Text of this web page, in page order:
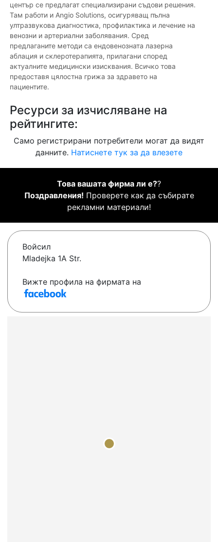
център се предлагат специализирани съдови решения.
Там работи и Angio Solutions, осигуряващ пълна
ултразвукова диагностика, профилактика и лечение на
венозни и артериални заболявания. Сред
предлаганите методи са ендовенозната лазерна
аблация и склеротерапията, прилагани според
актуалните медицински изисквания. Всичко това
предоставя цялостна грижа за здравето на
пациентите.
Ресурси за изчисляване на
рейтингите:
Само регистрирани потребители могат да видят
данните. Натиснете тук за да влезете
Това вашата фирма ли е??
Поздравления! Проверете как да събирате
рекламни материали!
Войсил
Mladejka 1A Str.
Вижте профила на фирмата на